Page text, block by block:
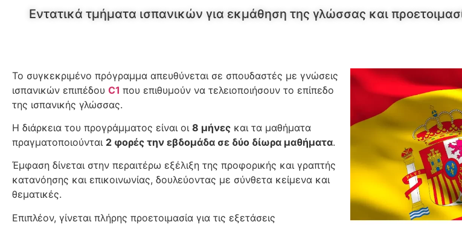
Εντατικά τμήματα ισπανικών για εκμάθηση της γλώσσας και
Το συγκεκριμένο πρόγραμμα απευθύνεται σε σπουδαστές με γνώσεις
ισπανικών επιπέδου C1 που επιθυμούν να τελειοποιήσουν το επίπεδο
της ισπανικής γλώσσας.
Η διάρκεια του προγράμματος είναι οι 8 μήνες και τα μαθήματα
πραγματοποιούνται 2 φορές την εβδομάδα σε δύο δίωρα μαθήματα.
Έμφαση δίνεται στην περαιτέρω εξέλιξη της προφορικής και γραπτής
κατανόησης και επικοινωνίας, δουλεύοντας με σύνθετα κείμενα και
θεματικές.
Επιπλέον, γίνεται πλήρης προετοιμασία για τις εξετάσεις